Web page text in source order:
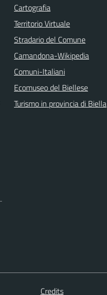
Cartografia
Territorio Virtuale
Stradario del Comune
Camandona-Wikipedia
Comuni-Italiani
Ecomuseo del Biellese
Turismo in provincia di Biella
Credits